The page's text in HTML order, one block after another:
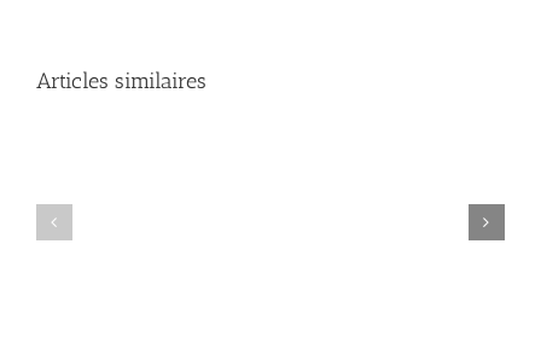
Articles similaires